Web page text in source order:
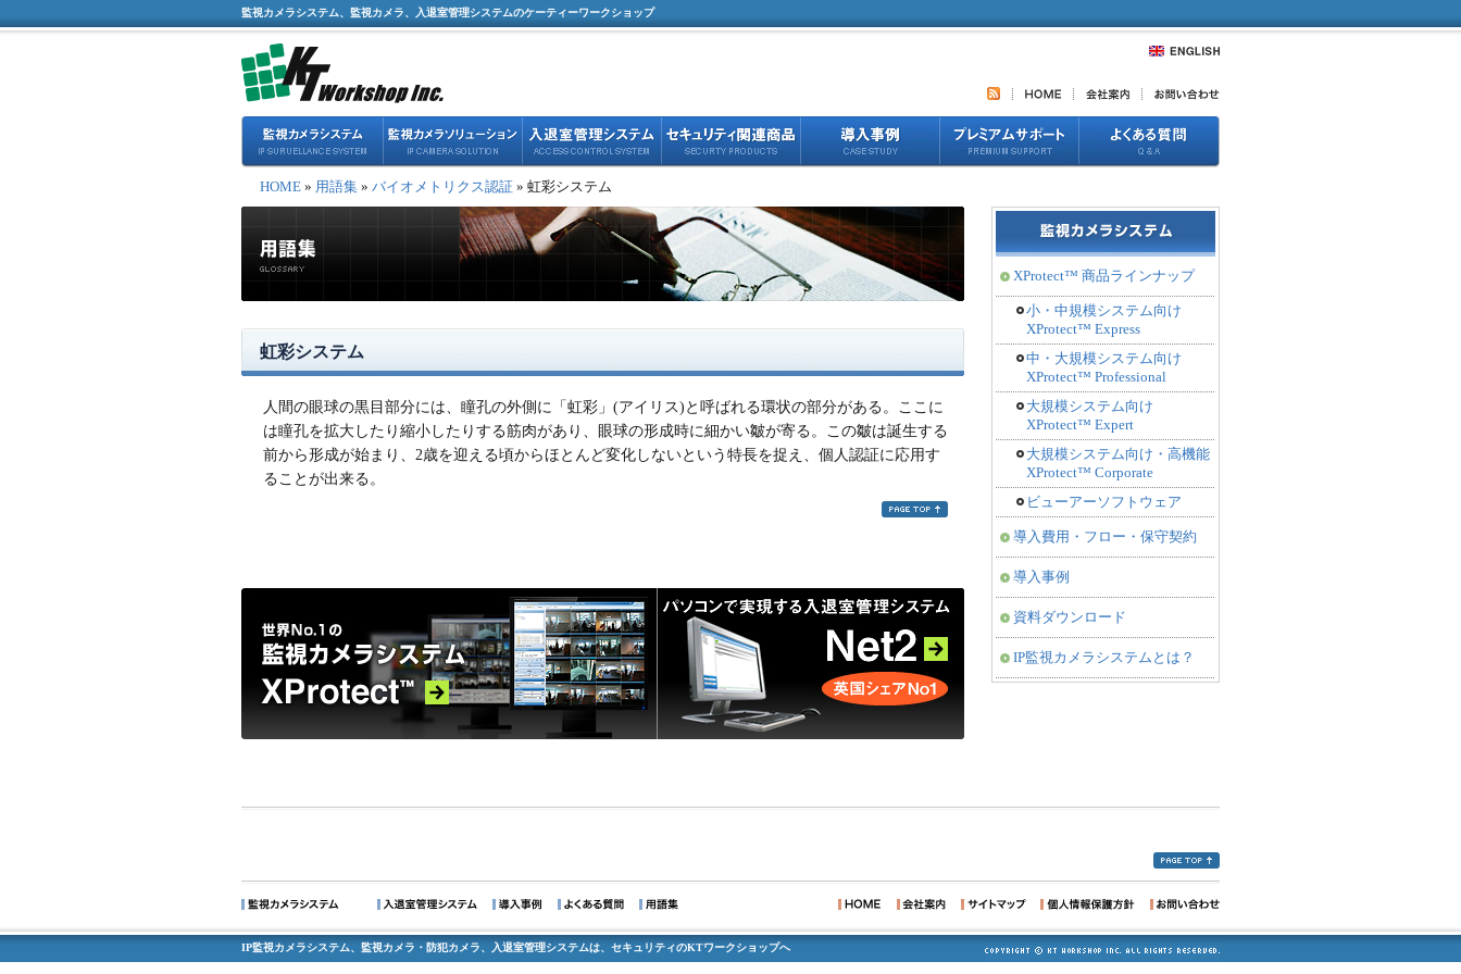
監視カメラシステム、監視カメラ、入退室管理システムのケーティーワークショップ
HOME » 用語集 » バイオメトリクス認証 » 虹彩システム
虹彩システム
人間の眼球の黒目部分には、瞳孔の外側に「虹彩」(アイリス)と呼ばれる環状の部分がある。ここに
は瞳孔を拡大したり縮小したりする筋肉があり、眼球の形成時に細かい皺が寄る。この皺は誕生する
前から形成が始まり、2歳を迎える頃からほとんど変化しないという特長を捉え、個人認証に応用す
ることが出来る。
XProtect™ 商品ラインナップ
小・中規模システム向け
XProtect™ Express
中・大規模システム向け
XProtect™ Professional
大規模システム向け
XProtect™ Expert
大規模システム向け・高機能
XProtect™ Corporate
ビューアーソフトウェア
導入費用・フロー・保守契約
導入事例
資料ダウンロード
IP監視カメラシステムとは？
IP監視カメラシステム、監視カメラ・防犯カメラ、入退室管理システムは、セキュリティのKTワークショップへ